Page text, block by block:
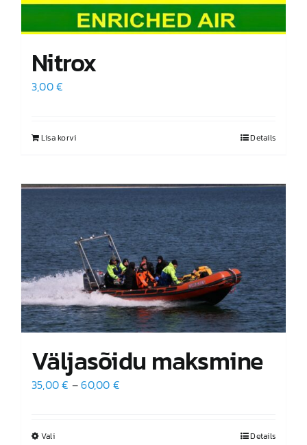
Nitrox
3,00€
Lisa korvi Details
Väljasõidu maksmine
35,00€ –60,00 €
ValiSellel
Details